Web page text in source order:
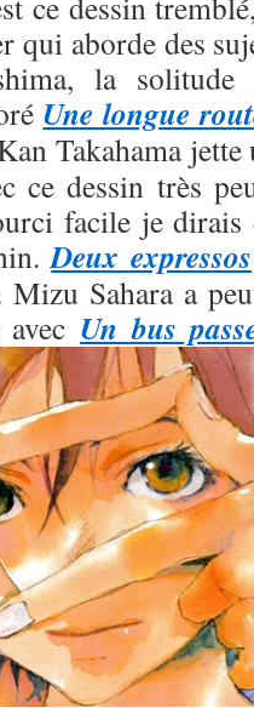
qui aborde des
la
Une longue
Takahama
ce dessin très
facile je dirais
Deux expressos
Mizu Sahara a
Un bus